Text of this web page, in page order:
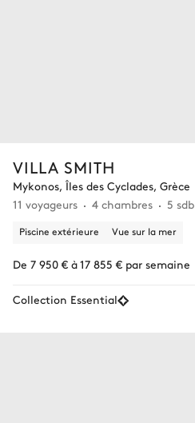
VILLA SMITH
Mykonos, Îles des Cyclades, Grèce
11 voyageurs
4 chambres 5 sdb
Piscine extérieure Vue sur la mer
De 7 950 € à 17 855 € par semaine
Collection Essential